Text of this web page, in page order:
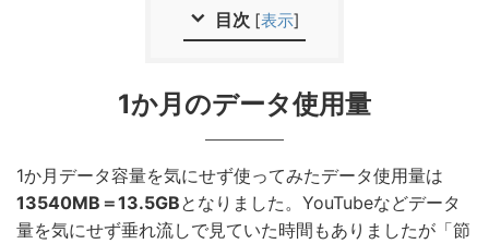
目次 [表示]
1か月のデータ使用量
1か月データ容量を気にせず使ってみたデータ使用量は
13540MB＝13.5GBとなりました。YouTubeなどデータ
量を気にせず垂れ流しで見ていた時間もありましたが「節